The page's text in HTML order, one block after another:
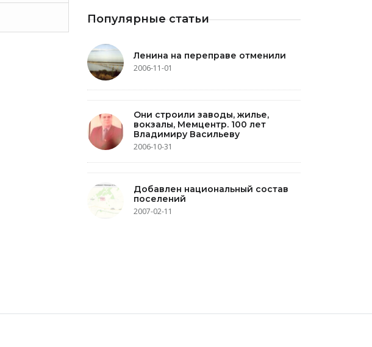
Популярные статьи
Ленина на переправе отменили
2006-11-01
Они строили заводы, жилье,
вокзалы, Мемцентр. 100 лет
Владимиру Васильеву
2006-10-31
Добавлен национальный состав
поселений
2007-02-11